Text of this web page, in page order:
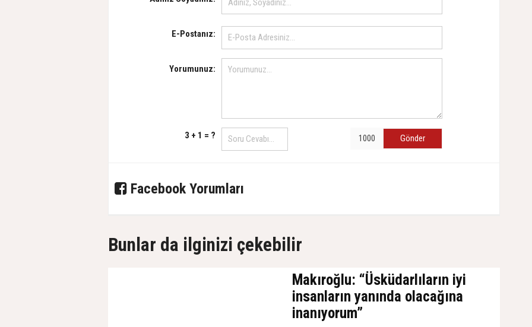
E-Postanız:
Yorumunuz:
3 + 1 = ? Gönder
Facebook Yorumları
Bunlar da ilginizi çekebilir
Makıroğlu: “Üsküdarlıların iyi
insanların yanında olacağına
inanıyorum”